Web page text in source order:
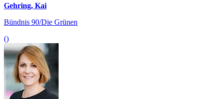
Gehring, Kai
Bündnis 90/Die Grünen
()